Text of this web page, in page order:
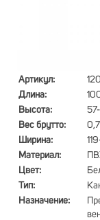
Артикул:
Длина:
Высота:
Вес брутто:
Ширина:
Материал:
Цвет:
Тип:
Назначение: